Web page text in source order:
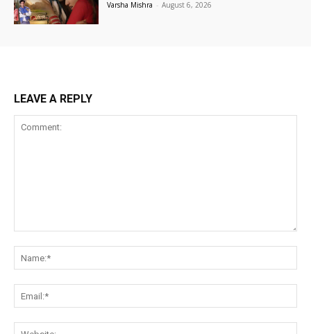
Varsha Mishra - August 6, 2026
LEAVE A REPLY